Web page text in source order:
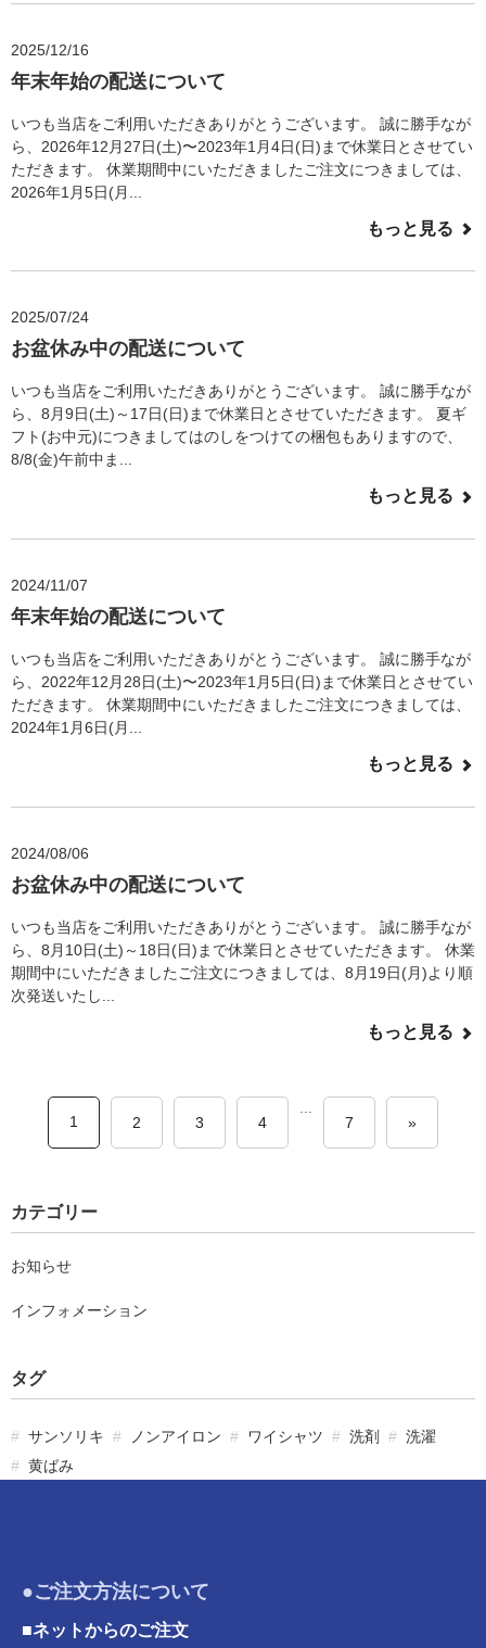
2025/12/16
年末年始の配送について
いつも当店をご利用いただきありがとうございます。 誠に勝手なが
ら、2026年12月27日(土)〜2023年1月4日(日)まで休業日とさせてい
ただきます。 休業期間中にいただきましたご注文につきましては、
2026年1月5日(月...
もっと見る
2025/07/24
お盆休み中の配送について
いつも当店をご利用いただきありがとうございます。 誠に勝手なが
ら、8月9日(土)～17日(日)まで休業日とさせていただきます。 夏ギ
フト(お中元)につきましてはのしをつけての梱包もありますので、
8/8(金)午前中ま...
もっと見る
2024/11/07
年末年始の配送について
いつも当店をご利用いただきありがとうございます。 誠に勝手なが
ら、2022年12月28日(土)〜2023年1月5日(日)まで休業日とさせてい
ただきます。 休業期間中にいただきましたご注文につきましては、
2024年1月6日(月...
もっと見る
2024/08/06
お盆休み中の配送について
いつも当店をご利用いただきありがとうございます。 誠に勝手なが
ら、8月10日(土)～18日(日)まで休業日とさせていただきます。 休業
期間中にいただきましたご注文につきましては、8月19日(月)より順
次発送いたし...
もっと見る
1 2 3 4
7
»
カテゴリー
お知らせ
インフォメーション
タグ
サンソリキ ノンアイロン ワイシャツ 洗剤
洗濯
黄ばみ
●ご注文方法について
■ネットからのご注文